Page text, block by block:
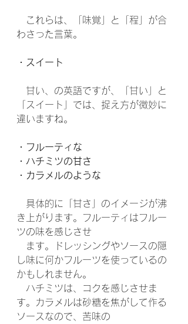
これらは、「味覚」と「程」が合
わさった言葉。
・スイート
甘い、の英語ですが、「甘い」と
「スイート」では、捉え方が微妙に
違いますね。
・フルーティな
・ハチミツの甘さ
・カラメルのような
具体的に「甘さ」のイメージが沸
き上がります。フルーティはフルー
ツの味を感じさせ
ます。ドレッシングやソースの隠
し味に何かフルーツを使っているの
かもしれません。
ハチミツは、コクを感じさせま
す。カラメルは砂糖を焦がして作る
ソースなので、苦味の